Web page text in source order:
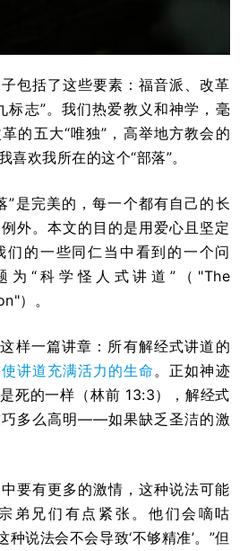
包括了这些要素：福音派、改革
标志”。我们热爱教义和神学，毫
的五大“唯独”，高举地方教会的
喜欢我所在的这个“部落”。
”是完美的，每一个都有自己的长
外。本文的目的是用爱心且坚定
们的一些同仁当中看到的一个问
为“科学怪人式讲道”（"The
）。
样一篇讲章：所有解经式讲道的
使讲道充满活力的生命 。正如神迹
死的一样（林前 13:3），解经式
多么高明——如果缺乏圣洁的激
要有更多的激情，这种说法可能
弟兄们有点紧张。他们会嘀咕
种说法会不会导致‘不够精准’。”但